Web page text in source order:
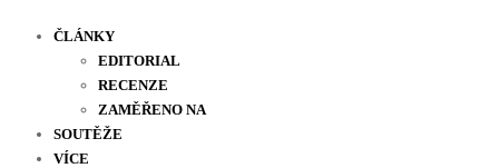
ČLÁNKY
EDITORIAL
RECENZE
ZAMĚŘENO NA
SOUTĚŽE
VÍCE